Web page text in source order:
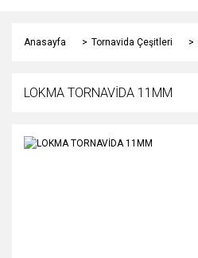
Anasayfa Tornavida Çeşitleri
LOKMA TORNAVİDA 11MM